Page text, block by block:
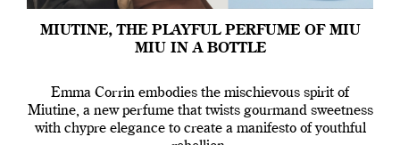
MIUTINE, THE PLAYFUL PERFUME OF MIU
MIU IN A BOTTLE
Emma Corrin embodies the mischievous spirit of
Miutine, a new perfume that twists gourmand sweetness
with chypre elegance to create a manifesto of youthful